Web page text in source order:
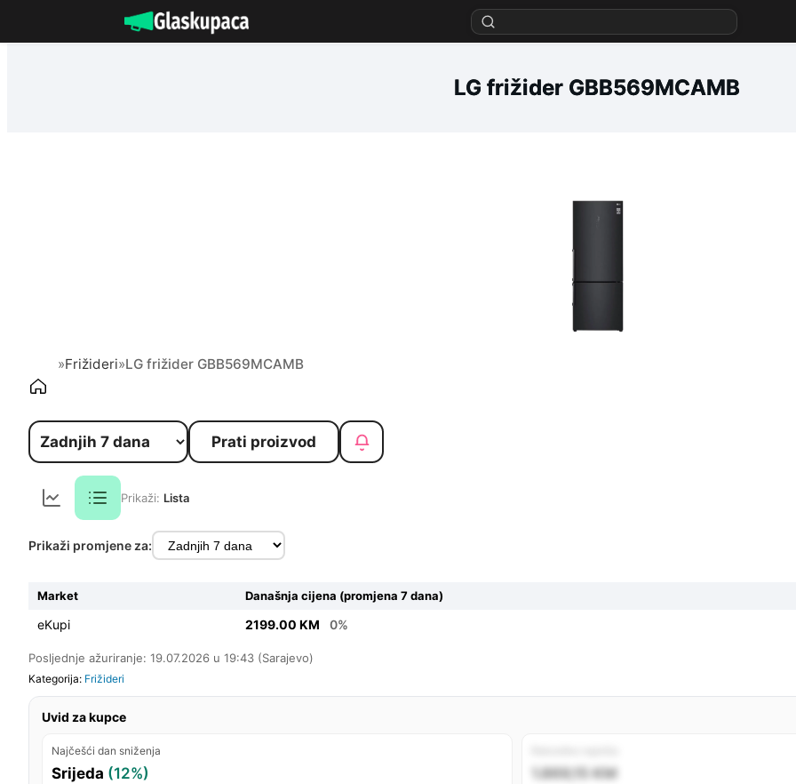
na
LG frižider GBB569MCAMB
»Frižideri»LG frižider GBB569MCAMB
Prati proizvod
Prikaži: Lista
Prikaži promjene za:
Market Današnja cijena (promjena 7 dana)
eKupi 2199.00 KM 0%
Posljednje ažuriranje: 19.07.2026 u 19:43 (Sarajevo)
Kategorija: Frižideri
Uvid za kupce
Najčešći dan sniženja
Srijeda (12%) 1.869,15 KM